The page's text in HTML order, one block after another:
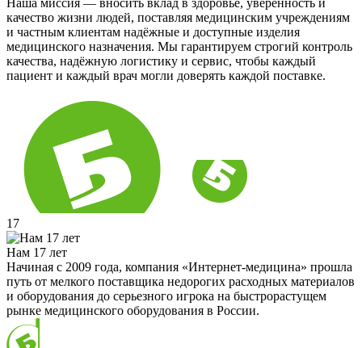
качество жизни людей, поставляя медицинским учреждениям
и частным клиентам надёжные и доступные изделия
медицинского назначения. Мы гарантируем строгий контроль
качества, надёжную логистику и сервис, чтобы каждый
пациент и каждый врач могли доверять каждой поставке.
17
Нам 17 лет
Начиная с 2009 года, компания «Интернет-медицина» прошла
путь от мелкого поставщика недорогих расходных материалов
и оборудования до серьезного игрока на быстрорастущем
рынке медицинского оборудования в России.